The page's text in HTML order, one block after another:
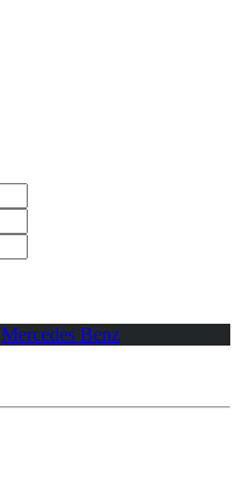
Mercedes Benz